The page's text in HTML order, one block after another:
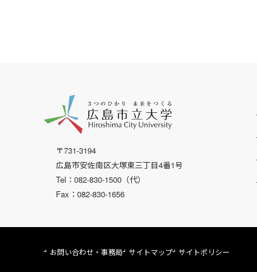
〒731-3194
広島市安佐南区大塚東三丁目4番1号
Tel：082-830-1500（代）
Fax：082-830-1656
お問い合わせ・事務局 サイトマップ サイトポリシー